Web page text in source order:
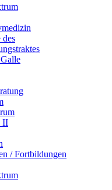
des
II
/ Fortbildungen